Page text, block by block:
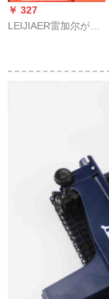
￥ 327
LEIJIAER雷加尔が狂
撮りシャフト